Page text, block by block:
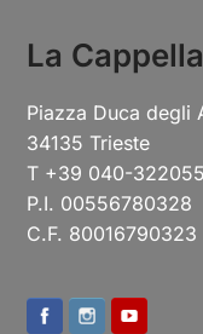
La
Piazza Duca degli
34135 Trieste
T +39 040-
P.I. 00556780328
C.F. 80016790323